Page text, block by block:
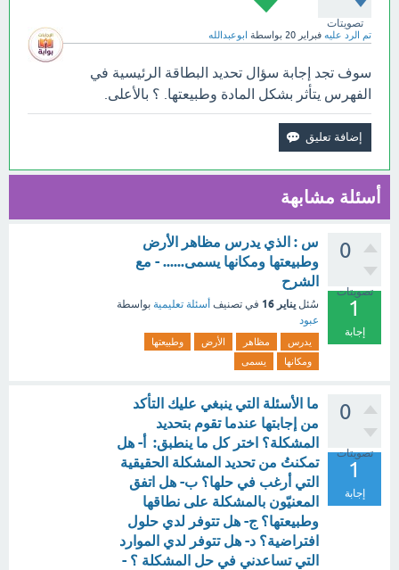
تصويتات
تم الرد عليه فبراير 20 بواسطة ابوعبدالله
سوف تجد إجابة سؤال تحديد البطاقة الرئيسية في
الفهرس يتأثر بشكل المادة وطبيعتها. ؟ بالأعلى.
أسئلة مشابهة
0
تصويتات
1
إجابة
س : الذي يدرس مظاهر الأرض
وطبيعتها ومكانها يسمى...... - مع
الشرح
سُئل يناير 16 في تصنيف أسئلة تعليمية بواسطة
عبود
يدرس مظاهر الأرض
وطبيعتها
ومكانها
يسمى
0
تصويتات
1
إجابة
ما الأسئلة التي ينبغي عليك التأكد
من إجابتها عندما تقوم بتحديد
المشكلة؟ اختر كل ما ينطبق: أ- هل
تمكنتُ من تحديد المشكلة الحقيقية
التي أرغب في حلها؟ ب- هل اتفق
المعنيّون بالمشكلة على نطاقها
وطبيعتها؟ ج- هل تتوفر لدي حلول
افتراضية؟ د- هل تتوفر لدي الموارد
التي تساعدني في حل المشكلة ؟ -